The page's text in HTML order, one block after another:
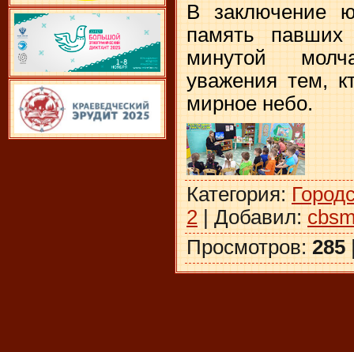
В заключение
память павших
минутой
уважения тем,
мирное небо.
Категория:
2 | Добавил:
Просмотров: 285